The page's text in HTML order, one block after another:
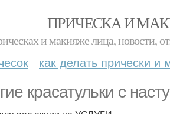
ПРИЧЕСКА И
и макияже лица, новости,
как делать прически и
красатульки с